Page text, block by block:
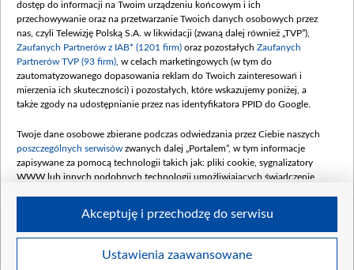
Dofinansowanie 48 862 000,00 PLN
Data podpisania umowy: GRUDZIEŃ 2025
(wpłata grudzień 60,548 mln)
Dofinansowanie 900 000 000,00 PLN
Data podpisania umowy: LUTY 2026 (wpłata
kwiecień 180 mln, 7 maja 180 mln, 8
czerwca 90 mln)
Dofinansowanie 250 000 000,00 PLN
4 sierpnia 250 mln
dostęp do informacji na Twoim urządzeniu końcowym i ich
przechowywanie oraz na przetwarzanie Twoich danych osobowych przez
nas, czyli Telewizję Polską S.A. w likwidacji (zwaną dalej również „TVP”),
Zaufanych Partnerów z IAB* (1201 firm) oraz pozostałych Zaufanych
Partnerów TVP (93 firm) , w celach marketingowych (w tym do
zautomatyzowanego dopasowania reklam do Twoich zainteresowań i
mierzenia ich skuteczności) i pozostałych, które wskazujemy poniżej, a
także zgody na udostępnianie przez nas identyfikatora PPID do Google.
Twoje dane osobowe zbierane podczas odwiedzania przez Ciebie naszych
poszczególnych serwisów zwanych dalej „Portalem”, w tym informacje
zapisywane za pomocą technologii takich jak: pliki cookie, sygnalizatory
WWW lub innych podobnych technologii umożliwiających świadczenie
Twoje dane osobowe zbierane podczas odwiedzania przez Ciebie
Ustawienia zaawansowane
Akceptuję i przechodzę do serwisu